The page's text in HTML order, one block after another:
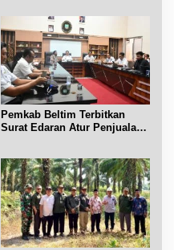
Pemkab Beltim Terbitkan
Surat Edaran Atur Penjualan